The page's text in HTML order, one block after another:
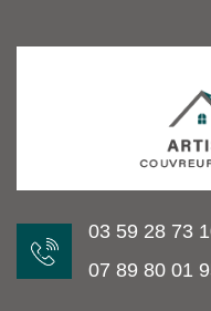
03 59 28 73
07 89 80 01